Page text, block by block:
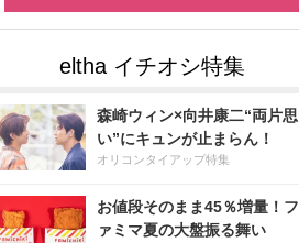
森崎ウィン×向井康二“両片思
い”にキュンが止まらん！
オリコンタイアップ特集
お値段そのまま45％増量！フ
ァミマ夏の大盤振る舞い